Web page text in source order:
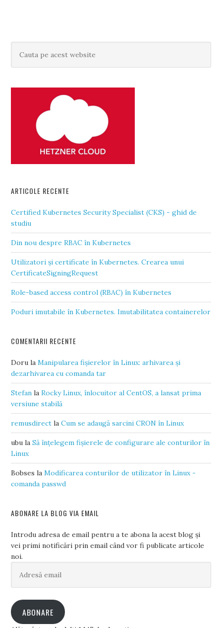
ARTICOLE RECENTE
Certified Kubernetes Security Specialist (CKS) - ghid de
studiu
Din nou despre RBAC în Kubernetes
Utilizatori și certificate în Kubernetes. Crearea unui
CertificateSigningRequest
Role-based access control (RBAC) în Kubernetes
Poduri imutabile în Kubernetes. Imutabilitatea containerelor
COMENTARII RECENTE
Doru laManipularea fișierelor în Linux: arhivarea și
dezarhivarea cu comanda tar
Stefan laRocky Linux, înlocuitor al CentOS, a lansat prima
versiune stabilă
remusdirect laCum se adaugă sarcini CRON în Linux
ubu laSă înțelegem fișierele de configurare ale conturilor în
Linux
Bobses laModificarea conturilor de utilizator în Linux -
comanda passwd
ABONARE LA BLOG VIA EMAIL
Introdu adresa de email pentru a te abona la acest blog și
vei primi notificări prin email când vor fi publicate articole
noi.
email
ABONARE